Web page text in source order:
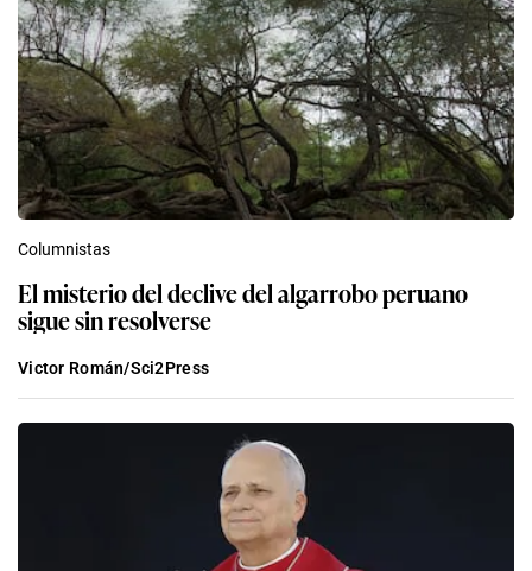
Columnistas
El misterio del declive del algarrobo peruano
sigue sin resolverse
Victor Román/Sci2Press